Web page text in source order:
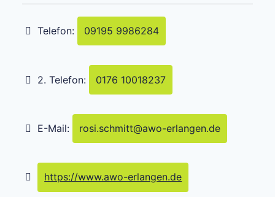
Telefon: 09195 9986284
2. Telefon: 0176 10018237
E-Mail: rosi.schmitt@awo-erlangen.de
https://www.awo-erlangen.de